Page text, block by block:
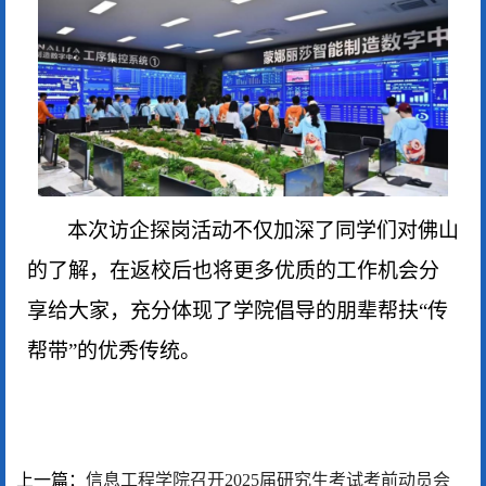
本次访企探岗活动不仅加深了 同学们对佛山
的了解，在返校后也将更多优质的工作机会分
享给大家，充分体现了学院倡导的朋辈帮扶“传
帮带”的优秀传统。
上一篇： 信息工程学院召开2025届研究生考试考前动员会